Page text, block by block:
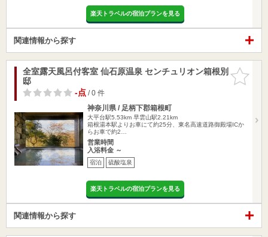
楽天トラベルの宿泊プランを見る
関連情報から探す
お気に入
りに追加
全室露天風呂付客室 仙石原温泉 センチュリオン箱根別
邸
-点/ 0 件
神奈川県 / 足柄下郡箱根町
大平台駅5.53km 早雲山駅2.21km
箱根湯本駅よりお車にて約25分、東名高速道路御殿場ICか
らお車で約2…
営業時間
入浴料金 ～
宿泊 硫酸塩泉
楽天トラベルの宿泊プランを見る
関連情報から探す